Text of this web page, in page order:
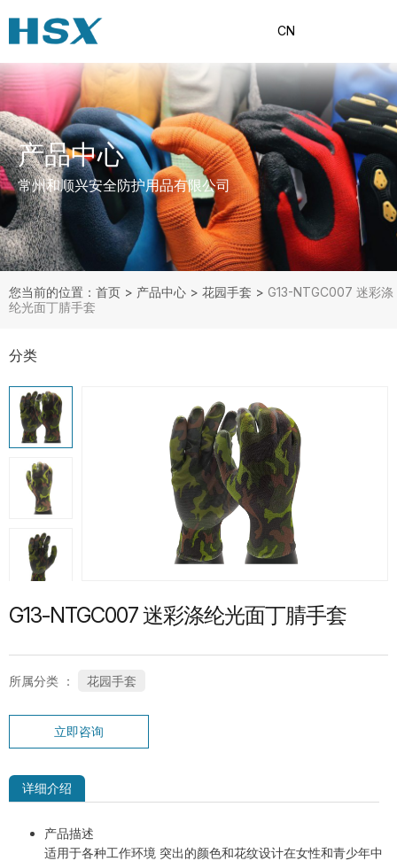
CN
产品中心
常州和顺兴安全防护用品有限公司
您当前的位置：首页 > 产品中心 > 花园手套 > G13-NTGC007 迷彩涤
纶光面丁腈手套
产品分类
分类
热门产品
G13-PUG1315 紧急分离护指PU手套
SP-CN-21G-WH 礼仪手套
G13-NTGC007 迷彩涤纶光面丁腈手套
所属分类 ： 花园手套
立即咨询
详细介绍
产品描述
适用于各种工作环境 突出的颜色和花纹设计在女性和青少年中